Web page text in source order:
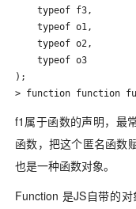
    typeof f3,
    typeof o1,
    typeof o2,
    typeof o3
);
> function function
f1属于函数的声明，最
函数，把这个匿名函数
也是一种函数对象。
Function 是JS自带的